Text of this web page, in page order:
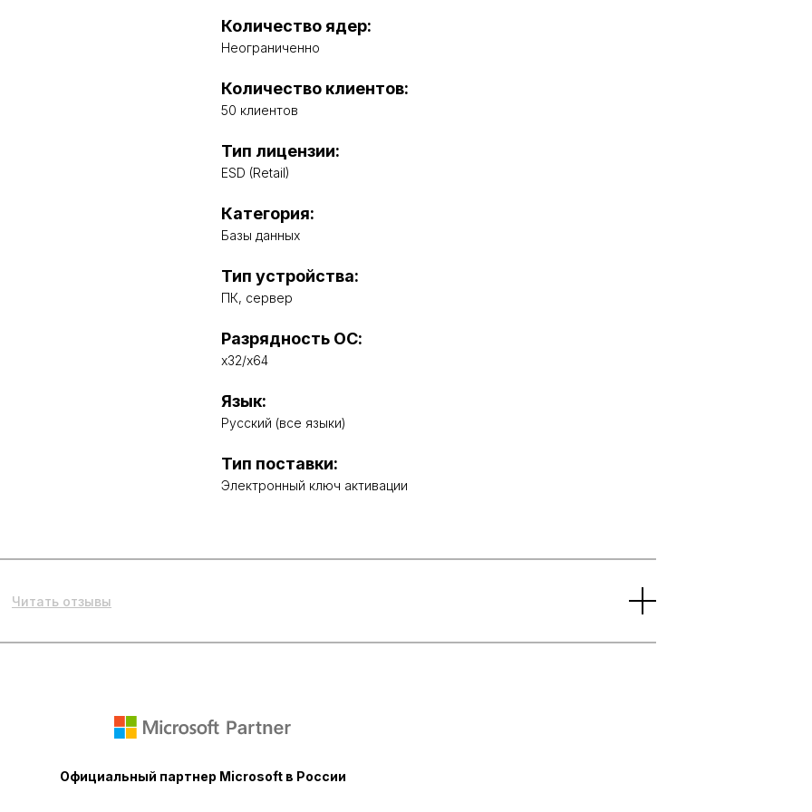
Количество ядер:
Неограниченно
Количество клиентов:
50 клиентов
Тип лицензии:
ESD (Retail)
Категория:
Базы данных
Тип устройства:
ПК, сервер
Разрядность ОС:
x32/x64
Язык:
Русский (все языки)
Тип поставки:
Электронный ключ активации
Читать отзывы
Официальный партнер Microsoft в России